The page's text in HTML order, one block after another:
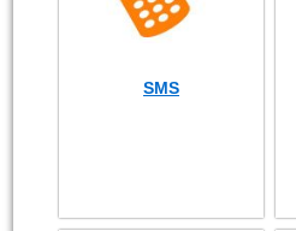
SMS